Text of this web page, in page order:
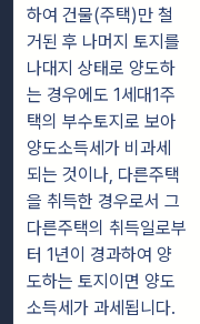
하여 건물(주택)만 철
거된 후 나머지 토지를
나대지 상태로 양도하
는 경우에도 1세대1주
택의 부수토지로 보아
양도소득세가 비과세
되는 것이나, 다른주택
을 취득한 경우로서 그
다른주택의 취득일로부
터 1년이 경과하여 양
도하는 토지이면 양도
소득세가 과세됩니다.